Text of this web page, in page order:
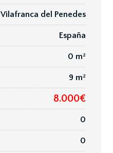
Vilafranca del Penedes
España
0 m²
9 m²
8.000€
0
0